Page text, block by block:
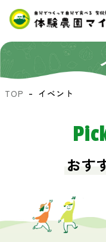
TOP イベント
おす